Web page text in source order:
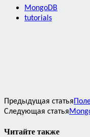
MongoDB
tutorials
Предыдущая статья
Следующая статья
Читайте также